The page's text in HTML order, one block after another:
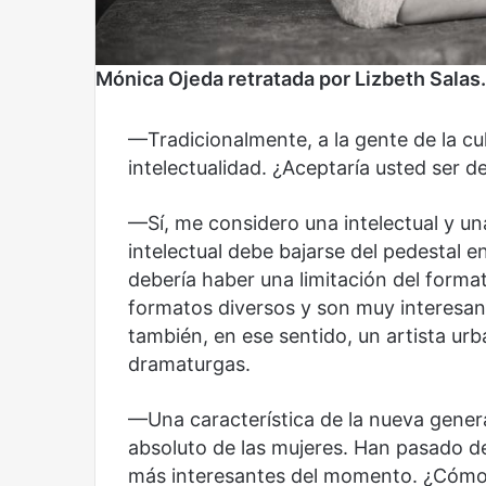
Mónica Ojeda retratada por Lizbeth Salas.
—Tradicionalmente, a la gente de la
intelectualidad. ¿Aceptaría usted ser
—Sí, me considero una intelectual y
intelectual debe bajarse del pedestal
debería haber una limitación del
formatos diversos y son muy
también, en ese sentido, un artista
dramaturgas.
—Una característica de la nueva
absoluto de las mujeres. Han pasado
más interesantes del momento.
Reformulación Nueva droga